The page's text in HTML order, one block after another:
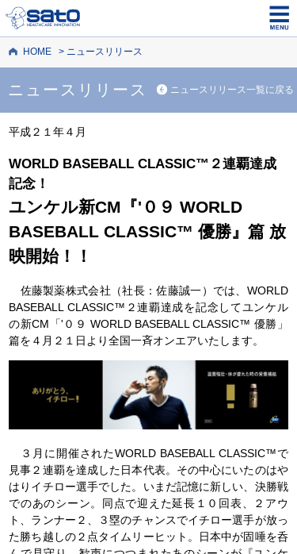
HOME ニュースリリース
ニュースリリース ニュースリリース一覧に戻る
平成２１年４月
WORLD BASEBALL CLASSIC™２連覇達成
記念！
ユンケル新CM『'０９ WORLD
BASEBALL CLASSIC™ 優勝』篇 放
映開始！！
佐藤製薬株式会社（社長：佐藤誠一）では、WORLD
BASEBALL CLASSIC™２連覇達成を記念してユンケル
の新CM「'０９ WORLD BASEBALL CLASSIC™ 優勝」
篇を４月２１日より全国一斉オンエアいたします。
３月に開催されたWORLD BASEBALL CLASSIC™で
見事２連覇を達成した日本代表。その中心にいたのはや
はりイチロー選手でした。いまだ記憶に新しい、決勝戦
でのあのシーン。同点で迎えた延長１０回表、２アウ
ト、ランナー２、３塁のチャンスでイチロー選手が放っ
た勝ち越しの２点タイムリーヒット。日本中が固唾を呑